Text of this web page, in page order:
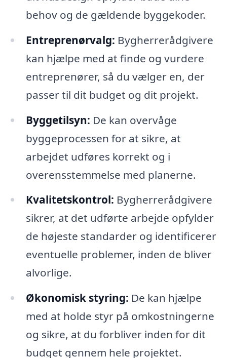
behov og de gældende byggekoder.
Entreprenørvalg: Bygherrerådgivere
kan hjælpe med at finde og vurdere
entreprenører, så du vælger en, der
passer til dit budget og dit projekt.
Byggetilsyn: De kan overvåge
byggeprocessen for at sikre, at
arbejdet udføres korrekt og i
overensstemmelse med planerne.
Kvalitetskontrol: Bygherrerådgivere
sikrer, at det udførte arbejde opfylder
de højeste standarder og identificerer
eventuelle problemer, inden de bliver
alvorlige.
Økonomisk styring: De kan hjælpe
med at holde styr på omkostningerne
og sikre, at du forbliver inden for dit
budget gennem hele projektet.